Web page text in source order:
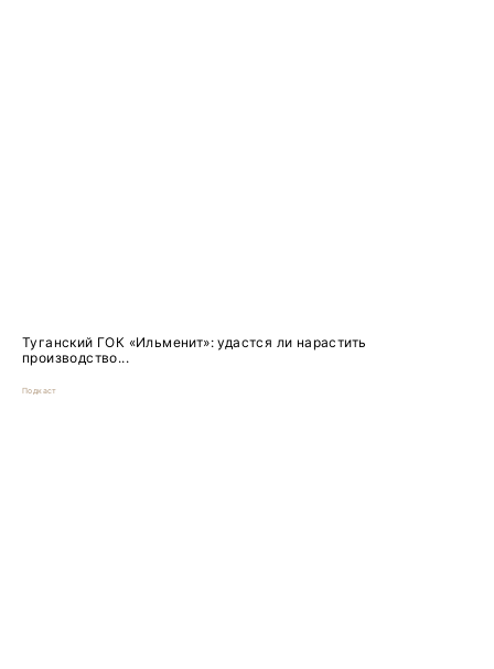
Туганский ГОК «Ильменит»: удастся ли нарастить
производство...
Подкаст